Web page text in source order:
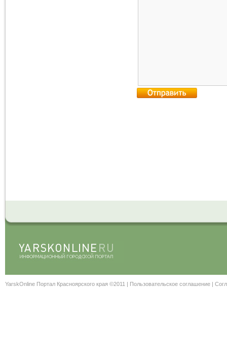
YarskOnline Портал Красноярского края ©2011 | Пользовательское соглашение |